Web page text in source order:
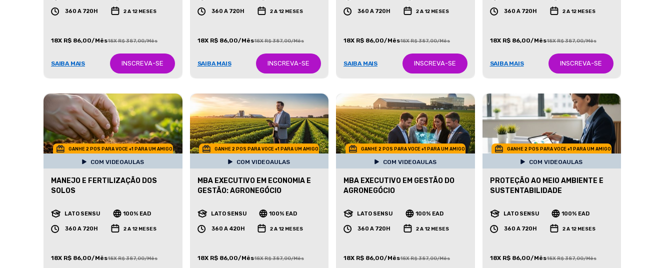
360 A 720H 2 A 12 MESES
18X R$ 86,00/Mês18X R$ 387,00/Mês
SAIBA MAIS INSCREVA-SE
360 A 720H 2 A 12 MESES
18X R$ 86,00/Mês18X R$ 387,00/Mês
SAIBA MAIS INSCREVA-SE
360 A 720H 2 A 12 MESES
18X R$ 86,00/Mês18X R$ 387,00/Mês
SAIBA MAIS INSCREVA-SE
360 A 720H 2 A 12 MESES
18X R$ 86,00/Mês18X R$ 387,00/Mês
SAIBA MAIS INSCREVA-SE
GANHE 2 POS PARA VOCE +1 PARA UM AMIGO
COM VIDEOAULAS
MANEJO E FERTILIZAÇÃO DOS
SOLOS
LATO SENSU 100% EAD
360 A 720H 2 A 12 MESES
18X R$ 86,00/Mês18X R$ 387,00/Mês
GANHE 2 POS PARA VOCE +1 PARA UM AMIGO
COM VIDEOAULAS
MBA EXECUTIVO EM ECONOMIA E
GESTÃO: AGRONEGÓCIO
LATO SENSU 100% EAD
360 A 420H 2 A 12 MESES
18X R$ 86,00/Mês18X R$ 387,00/Mês
GANHE 2 POS PARA VOCE +1 PARA UM AMIGO
COM VIDEOAULAS
MBA EXECUTIVO EM GESTÃO DO
AGRONEGÓCIO
LATO SENSU 100% EAD
360 A 720H 2 A 12 MESES
18X R$ 86,00/Mês18X R$ 387,00/Mês
GANHE 2 POS PARA VOCE +1 PARA UM AMIGO
COM VIDEOAULAS
PROTEÇÃO AO MEIO AMBIENTE E
SUSTENTABILIDADE
LATO SENSU 100% EAD
360 A 720H 2 A 12 MESES
18X R$ 86,00/Mês18X R$ 387,00/Mês